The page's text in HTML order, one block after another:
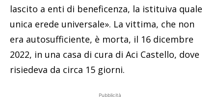
lascito a enti di beneficenza, la istituiva quale
unica erede universale». La vittima, che non
era autosufficiente, è morta, il 16 dicembre
2022, in una casa di cura di Aci Castello, dove
risiedeva da circa 15 giorni.
Pubblicità